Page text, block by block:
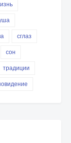
сглаз
сон
традиции